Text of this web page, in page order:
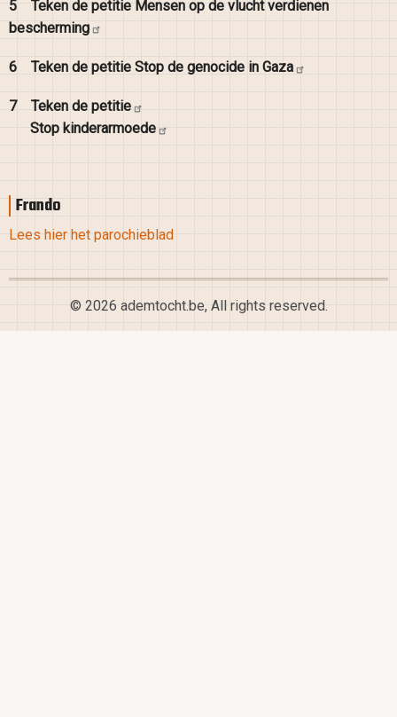
5 Teken de petitie Mensen op de vlucht verdienen
bescherming
6 Teken de petitie Stop de genocide in Gaza
7 Teken de petitie
Stop kinderarmoede
Frando
Lees hier het parochieblad
© 2026 ademtocht.be, All rights reserved.